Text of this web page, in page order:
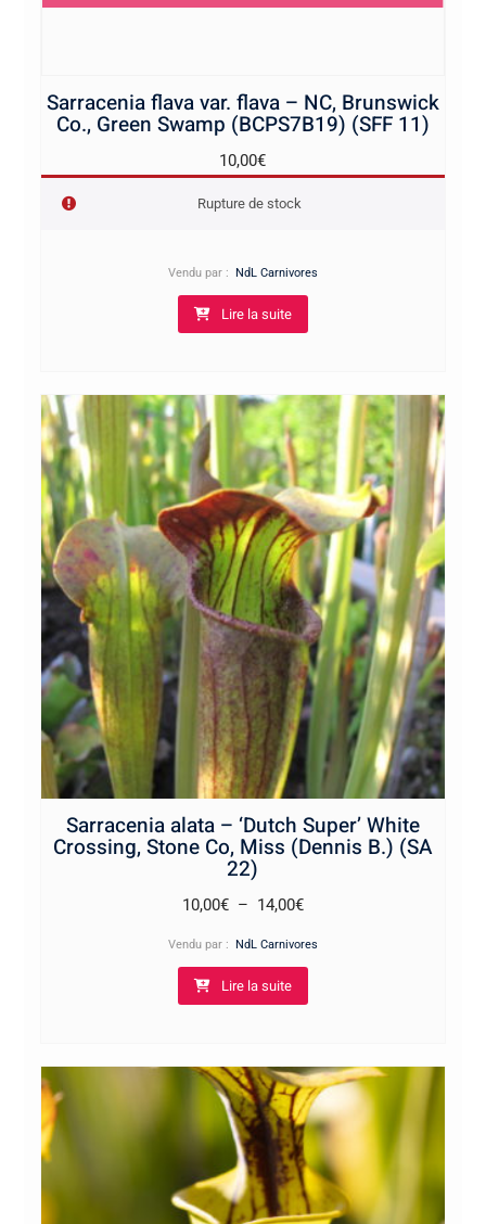
Sarracenia flava var. flava – NC, Brunswick
Co., Green Swamp (BCPS7B19) (SFF 11)
10,00€
Rupture de stock
Vendu par : NdL Carnivores
Lire la suite
Sarracenia alata – ‘Dutch Super’ White
Crossing, Stone Co, Miss (Dennis B.) (SA
22)
10,00€ – 14,00€Plage
Vendu par : NdL Carnivores
Lire la suite